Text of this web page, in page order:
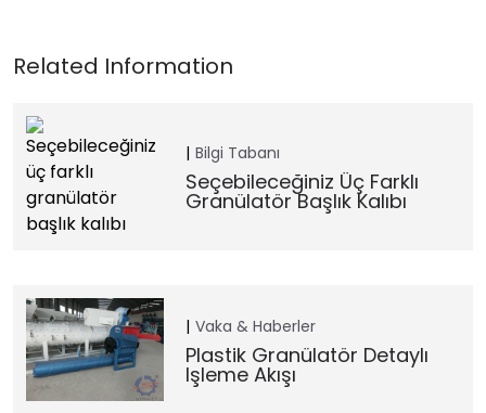
Bilgi Tabanı
Seçebileceğiniz Üç Farklı
Granülatör Başlık Kalıbı
Vaka & Haberler
Plastik Granülatör Detaylı
Işleme Akışı